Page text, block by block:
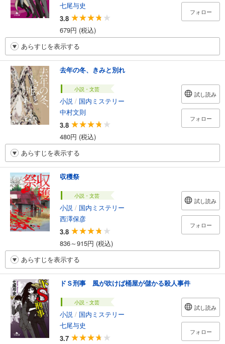
七尾与史
3.8
679円 (税込)
フォロー
あらすじを表示する
去年の冬、きみと別れ
小説・文芸
小説 / 国内ミステリー
中村文則
3.8
480円 (税込)
試し読み
フォロー
あらすじを表示する
収穫祭
小説・文芸
小説 / 国内ミステリー
西澤保彦
3.8
836～915円 (税込)
試し読み
フォロー
あらすじを表示する
ドＳ刑事 風が吹けば桶屋が儲かる殺人事件
小説・文芸
小説 / 国内ミステリー
七尾与史
3.7
試し読み
フォロー